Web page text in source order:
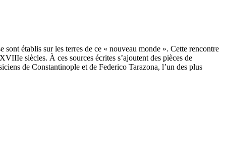
établis sur les terres de ce « nouveau monde ». Cette rencontre
siècles. À ces sources écrites s’ajoutent des pièces de
de Constantinople et de Federico Tarazona, l’un des plus